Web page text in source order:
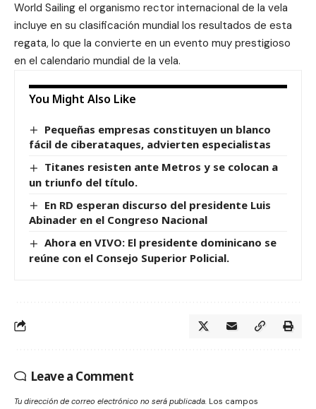
World Sailing el organismo rector internacional de la vela
incluye en su clasificación mundial los resultados de esta
regata, lo que la convierte en un evento muy prestigioso
en el calendario mundial de la vela.
You Might Also Like
Pequeñas empresas constituyen un blanco
fácil de ciberataques, advierten especialistas
Titanes resisten ante Metros y se colocan a
un triunfo del título.
En RD esperan discurso del presidente Luis
Abinader en el Congreso Nacional
Ahora en VIVO: El presidente dominicano se
reúne con el Consejo Superior Policial.
Leave a Comment
Tu dirección de correo electrónico no será publicada. Los campos